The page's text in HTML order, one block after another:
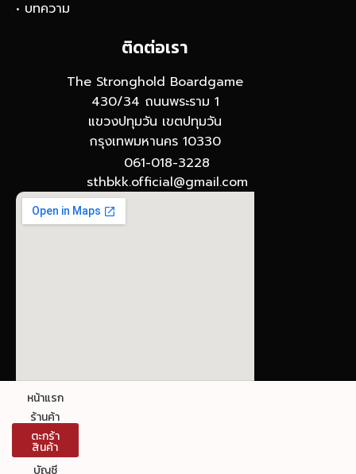
หน้าแรก
ร้านค้า
ตะกร้า
สินค้า
บัญชี
• บทความ
ติดต่อเรา
The Stronghold Boardgame
430/34 ถนนพระราม 1
แขวงปทุมวัน เขตปทุมวัน
กรุงเทพมหานคร 10330
061-018-3228
sthbkk.official@gmail.com
© The Stronghold SIAM : Gateway to Board
ข้อกำหนดและเงื่อนไขการใช้งาน นโยบายความเป็นส่วน